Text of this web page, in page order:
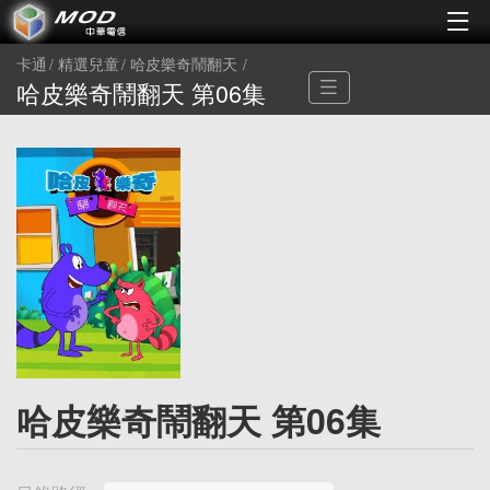
卡通 精選兒童 哈皮樂奇鬧翻天
哈皮樂奇鬧翻天 第06集
哈皮樂奇鬧翻天 第06集